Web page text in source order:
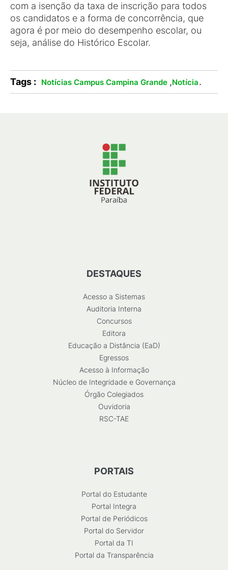
com a isenção da taxa de inscrição para todos
os candidatos e a forma de concorrência, que
agora é por meio do desempenho escolar, ou
seja, análise do Histórico Escolar.
Tags : Notícias Campus Campina Grande ,Notícia.
DESTAQUES
Acesso a Sistemas
Auditoria Interna
Concursos
Editora
Educação a Distância (EaD)
Egressos
Acesso à Informação
Núcleo de Integridade e Governança
Órgão Colegiados
Ouvidoria
RSC-TAE
PORTAIS
Portal do Estudante
Portal Integra
Portal de Periódicos
Portal do Servidor
Portal da TI
Portal da Transparência